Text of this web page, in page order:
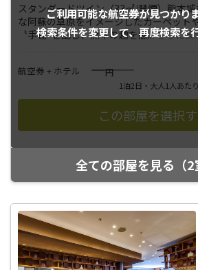
ご利用可能な航空券が見つかり
検索条件を変更して、再度検索を
スタンダードツイン（33㎡/禁煙）熊本
な阿蘇の草原をイメージしたカーペット
〝手毬″を配し、熊本の趣を感...さらに表
航空券 + ホテル ――――円
1泊2日・大人1人あたり
全ての部屋を見る（2